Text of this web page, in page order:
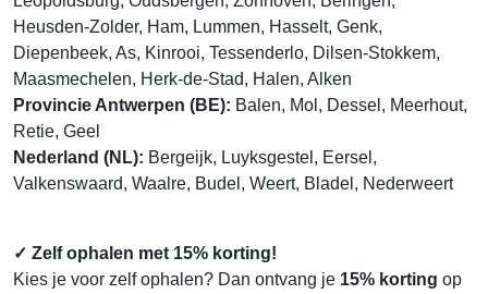
Heusden-Zolder, Ham, Lummen, Hasselt, Genk,
Diepenbeek, As, Kinrooi, Tessenderlo, Dilsen-Stokkem,
Maasmechelen, Herk-de-Stad, Halen, Alken
Provincie Antwerpen (BE): Balen, Mol, Dessel, Meerhout,
Retie, Geel
Nederland (NL): Bergeijk, Luyksgestel, Eersel,
Valkenswaard, Waalre, Budel, Weert, Bladel, Nederweert
✓ Zelf ophalen met 15% korting!
Kies je voor zelf ophalen? Dan ontvang je 15% korting op